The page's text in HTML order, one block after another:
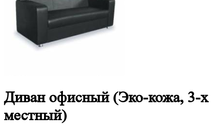
Диван офисный (Эко-кожа, 3-х
местный)